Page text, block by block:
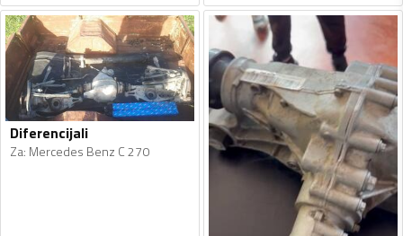
Diferencijali
Za: Mercedes Benz C 270